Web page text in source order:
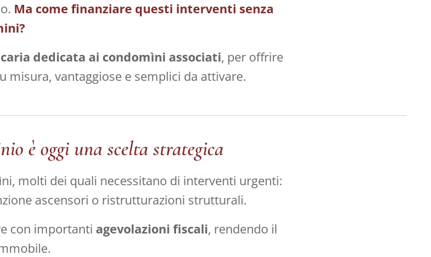
Ma come finanziare questi interventi senza
dedicata ai condomìni associati, per offrire
misura, vantaggiose e semplici da attivare.
è oggi una scelta strategica
molti dei quali necessitano di interventi urgenti:
ascensori o ristrutturazioni strutturali.
con importanti agevolazioni fiscali, rendendo il